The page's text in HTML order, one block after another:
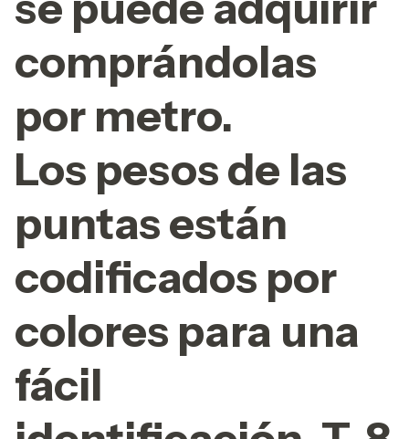
comprándolas
por metro.
Los pesos de las
puntas están
codificados por
colores para una
fácil